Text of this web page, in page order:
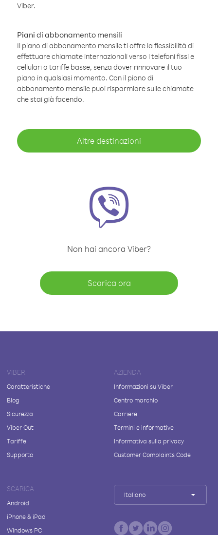
Viber.
Piani di abbonamento mensili
Il piano di abbonamento mensile ti offre la flessibilità di
effettuare chiamate internazionali verso i telefoni fissi e
cellulari a tariffe basse, senza dover rinnovare il tuo
piano in qualsiasi momento. Con il piano di
abbonamento mensile puoi risparmiare sulle chiamate
che stai già facendo.
Altre destinazioni
Non hai ancora Viber?
Scarica ora
VIBER
Caratteristiche
Blog
Sicurezza
Viber Out
Tariffe
Supporto
AZIENDA
Informazioni su Viber
Centro marchio
Carriere
Termini e informative
Informativa sulla privacy
Customer Complaints Code
SCARICA
Android
iPhone & iPad
Windows PC
Italiano